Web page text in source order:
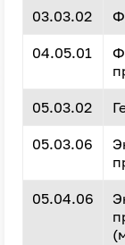
03.03.02
04.05.01
05.03.02
05.03.06
05.04.06